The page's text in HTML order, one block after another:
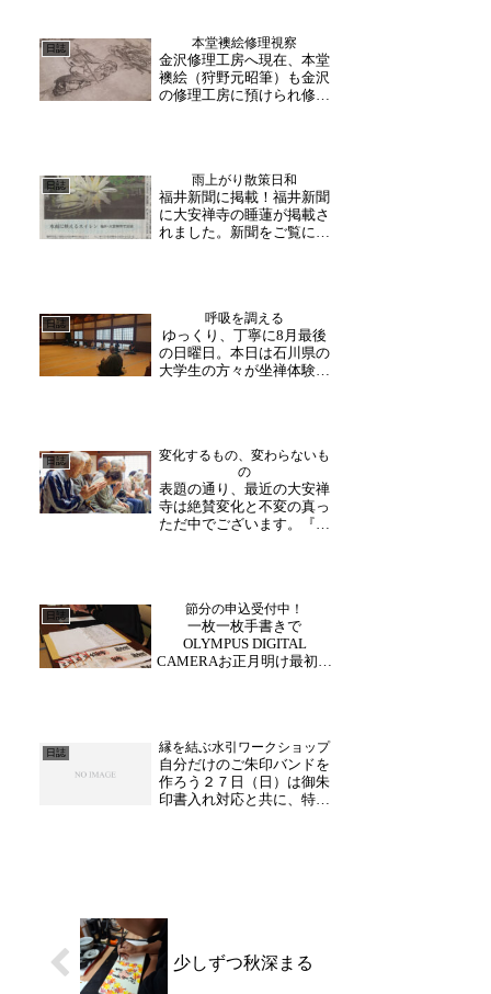
日誌 本堂襖絵修理視察
金沢修理工房へ現在、本堂
襖絵（狩野元昭筆）も金沢
の修理工房に預けられ修理
内容となっています。つま
り、剥落止めと破損部分の
裏打ち補修により、襖絵
の...
日誌 雨上がり散策日和
福井新聞に掲載！福井新聞
に大安禅寺の睡蓮が掲載さ
れました。新聞をご覧にな
れる様子も。今から見頃で
すので、ぜひこの機会にご
覧ください！(助野)
日誌 呼吸を調える
ゆっくり、丁寧に8月最後
の日曜日。本日は石川県の
大学生の方々が坐禅体験に
んだり姿勢を正したり。
「坐禅で大切なのは呼吸で
す。良い呼吸をするために
は...
日誌
変化するもの、変わらないも
の
表題の通り、最近の大安禅
寺は絶賛変化と不変の真っ
ただ中でございます。『令
住職就任式が行われ、新た
な歴史の１ページを綴りま
した。そして、刻々と変
化...
日誌 節分の申込受付中！
一枚一枚手書きで
OLYMPUS DIGITAL
CAMERAお正月明け最初の
の申込受付を行なっており
ます！。写真は昨年の様
子。お申込み頂いた方の...
日誌 縁を結ぶ水引ワークショップ
自分だけのご朱印バンドを
作ろう２７日（日）は御朱
印書入れ対応と共に、特別
証であったり、納経の証
少しずつ秋深まる